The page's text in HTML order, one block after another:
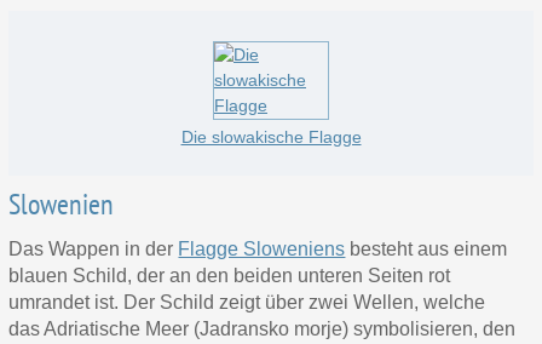
Die slowakische Flagge
Slowenien
Das Wappen in der Flagge Sloweniens besteht aus einem
blauen Schild, der an den beiden unteren Seiten rot
umrandet ist. Der Schild zeigt über zwei Wellen, welche
das Adriatische Meer (Jadransko morje) symbolisieren, den